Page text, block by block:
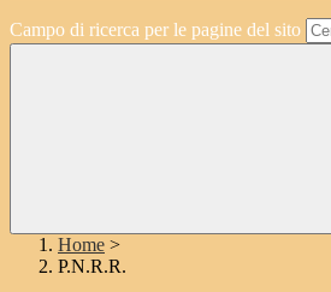
Campo di ricerca per le pagine del sito
Home >
P.N.R.R.